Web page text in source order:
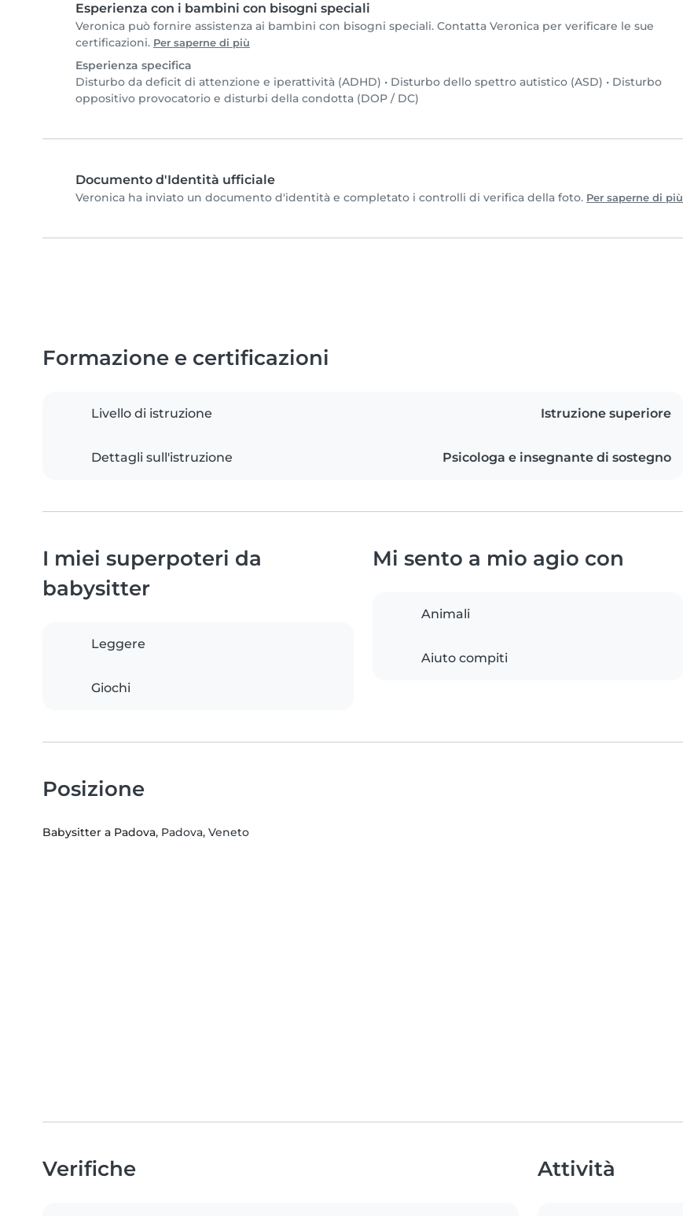
Esperienza con i bambini con bisogni speciali
Veronica può fornire assistenza ai bambini con bisogni speciali. Contatta Veronica per verificare le sue
certificazioni. Per saperne di più
Esperienza specifica
Disturbo da deficit di attenzione e iperattività (ADHD) • Disturbo dello spettro autistico (ASD) • Disturbo
oppositivo provocatorio e disturbi della condotta (DOP / DC)
Documento d'Identità ufficiale
Veronica ha inviato un documento d'identità e completato i controlli di verifica della foto. Per saperne di più
Formazione e certificazioni
Livello di istruzione Istruzione superiore
Dettagli sull'istruzione Psicologa e insegnante di sostegno
I miei superpoteri da
babysitter
Leggere
Giochi
Mi sento a mio agio con
Animali
Aiuto compiti
Posizione
Babysitter a Padova, Padova, Veneto
Verifiche Attività